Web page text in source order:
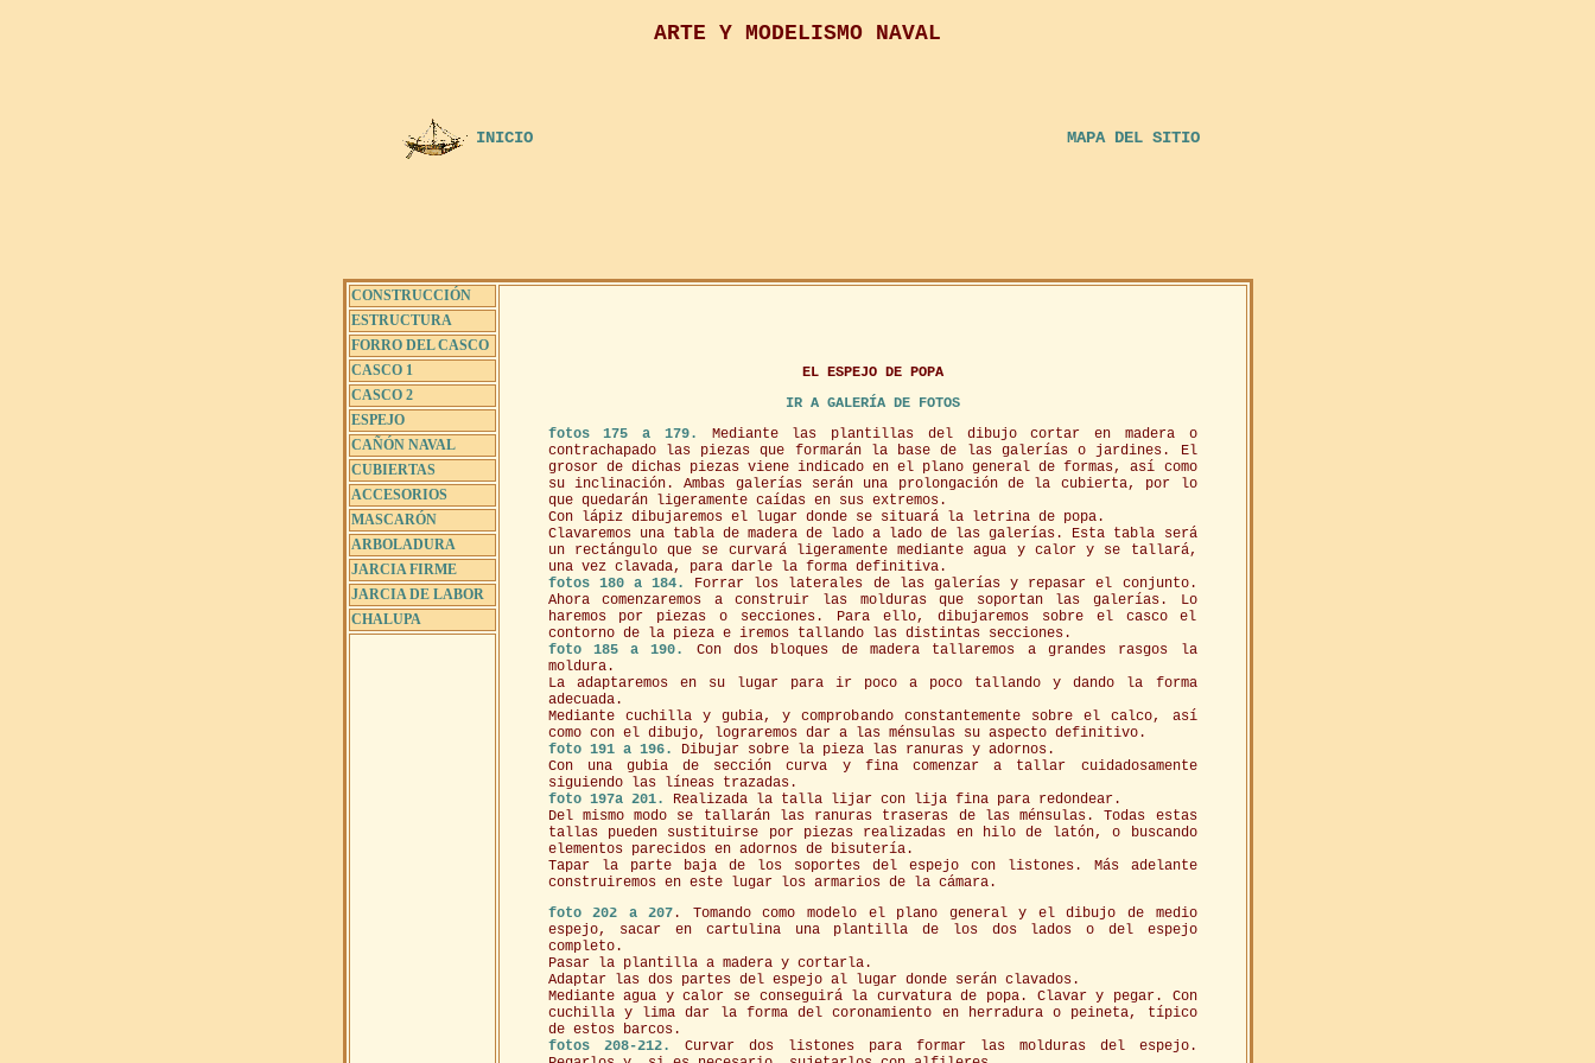
ARTE Y MODELISMO NAVAL
INICIO MAPA DEL SITIO
CONSTRUCCIÓN
EL ESPEJO DE POPA
IR A GALERÍA DE FOTOS
fotos 175 a 179.
Mediante las plantillas del dibujo cortar en madera o
contrachapado las piezas que formarán la base de las galerías o jardines. El
grosor de dichas piezas viene indicado en el plano general de formas, así como
su inclinación. Ambas galerías serán una prolongación de la cubierta, por lo
que quedarán ligeramente caídas en sus extremos.
Con lápiz dibujaremos el lugar donde se situará la letrina de popa.
Clavaremos una tabla de madera de lado a lado de las galerías. Esta tabla será
un rectángulo que se curvará ligeramente mediante agua y calor y se tallará,
una vez clavada, para darle la forma definitiva.
fotos 180 a 184.
Forrar los laterales de las galerías y repasar el conjunto.
Ahora comenzaremos a construir las molduras que soportan las galerías. Lo
haremos por piezas o secciones. Para ello, dibujaremos sobre el casco el
contorno de la pieza e iremos tallando las distintas secciones.
foto 185 a 190.
Con dos bloques de madera tallaremos a grandes rasgos la
moldura.
La adaptaremos en su lugar para ir poco a poco tallando y dando la forma
adecuada.
Mediante cuchilla y gubia, y comprobando constantemente sobre el calco, así
como con el dibujo, lograremos dar a las ménsulas su aspecto definitivo.
foto 191 a 196.
Dibujar sobre la pieza las ranuras y adornos.
Con una gubia de sección curva y fina comenzar a tallar cuidadosamente
siguiendo las líneas trazadas.
foto 197a 201.
Realizada la talla lijar con lija fina para redondear.
Del mismo modo se tallarán las ranuras traseras de las ménsulas. Todas estas
tallas pueden sustituirse por piezas realizadas en hilo de latón, o buscando
elementos parecidos en adornos de bisutería.
Tapar la parte baja de los soportes del espejo con listones. Más adelante
construiremos en este lugar los armarios de la cámara.
foto 202 a 207. Tomando como modelo el plano general y el dibujo de medio
espejo, sacar en cartulina una plantilla de los dos lados o del espejo
completo.
Pasar la plantilla a madera y cortarla.
Adaptar las dos partes del espejo al lugar donde serán clavados.
Mediante agua y calor se conseguirá la curvatura de popa. Clavar y pegar. Con
cuchilla y lima dar la forma del coronamiento en herradura o peineta, típico
de estos barcos.
fotos 208-212.
Curvar dos listones para formar las molduras del espejo.
ESTRUCTURA
FORRO DEL CASCO
CASCO 1
CASCO 2
ESPEJO
CAÑÓN NAVAL
CUBIERTAS
ACCESORIOS
MASCARÓN
ARBOLADURA
JARCIA FIRME
JARCIA DE LABOR
CHALUPA